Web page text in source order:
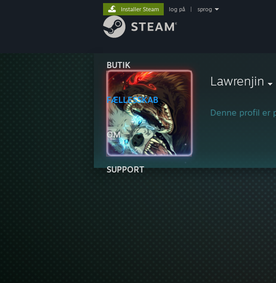
BUTIK
FÆLLESSKAB
OM
SUPPORT
Installer Steam log på sprog
Lawrenjin
Denne profil er